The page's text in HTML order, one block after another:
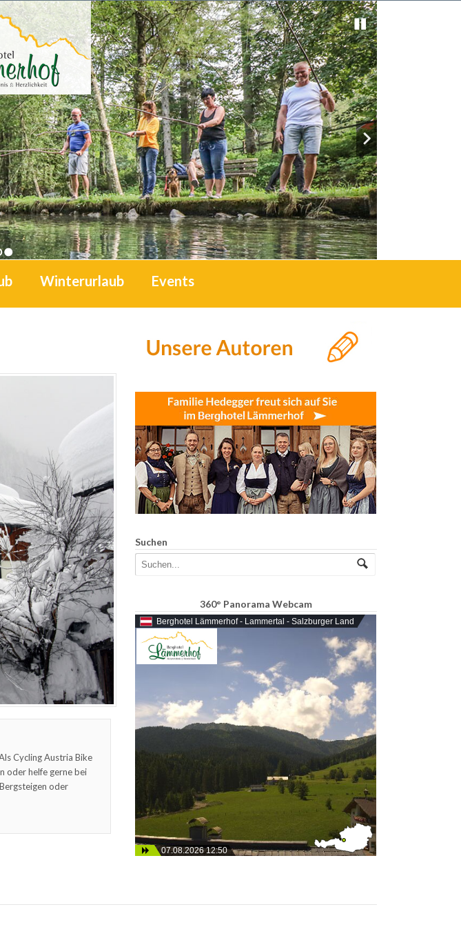
3
Winterurlaub Events
Cycling Austria Bike
oder helfe gerne bei
oder
Suchen
360° Panorama Webcam
Berghotel Lämmerhof - Lammertal - Salzburger Land
07.08.2026 12:50